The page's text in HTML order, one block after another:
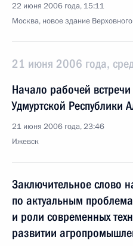
22 июня 2006 года, 15:11
Москва, новое здание
21 июня 2006 года,
Начало рабочей
Удмуртской Республики
21 июня 2006 года, 23:46
Ижевск
Заключительное слово
по актуальным
и роли современных
развитии